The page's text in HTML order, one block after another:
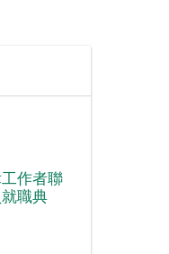
作者聯
職典